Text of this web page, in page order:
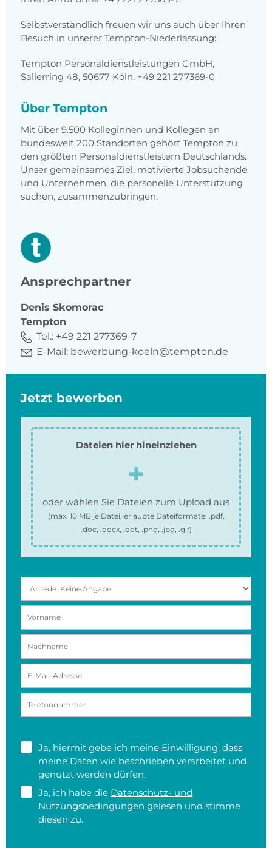
Selbstverständlich freuen wir uns auch über Ihren
Besuch in unserer Tempton-Niederlassung:
Tempton Personaldienstleistungen GmbH,
Salierring 48, 50677 Köln, +49 221 277369-0
Über Tempton
Mit über 9.500 Kolleginnen und Kollegen an
bundesweit 200 Standorten gehört Tempton zu
den größten Personaldienstleistern Deutschlands.
Unser gemeinsames Ziel: motivierte Jobsuchende
und Unternehmen, die personelle Unterstützung
suchen, zusammenzubringen.
Ansprechpartner
Denis Skomorac
Tempton
Tel.: +49 221 277369-7
E-Mail: bewerbung-koeln@tempton.de
Jetzt bewerben
Dateien hier hineinziehen
oder wählen Sie Dateien zum Upload aus
(max. 10 MBje Datei, erlaubte Dateiformate: .pdf,
.doc, .docx, .odt, .png, .jpg, .gif)
Ja, hiermit gebe ich meine Einwilligung, dass
meine Daten wie beschrieben verarbeitet und
genutzt werden dürfen.
Ja, ich habe die Datenschutz- und
Nutzungsbedingungen gelesen und stimme
diesen zu.